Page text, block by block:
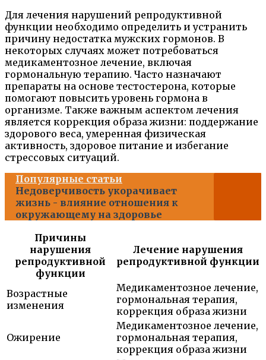
Для лечения нарушений репродуктивной
функции необходимо определить и устранить
причину недостатка мужских гормонов. В
некоторых случаях может потребоваться
медикаментозное лечение, включая
гормональную терапию. Часто назначают
препараты на основе тестостерона, которые
помогают повысить уровень гормона в
организме. Также важным аспектом лечения
является коррекция образа жизни: поддержание
здорового веса, умеренная физическая
активность, здоровое питание и избегание
стрессовых ситуаций.
Популярные статьи
Недоверчивость укорачивает
жизнь - влияние отношения к
окружающему на здоровье
Причины
нарушения
репродуктивной
функции
Лечение нарушения
репродуктивной функции
Возрастные
изменения
Медикаментозное лечение,
гормональная терапия,
коррекция образа жизни
Ожирение
Медикаментозное лечение,
гормональная терапия,
коррекция образа жизни